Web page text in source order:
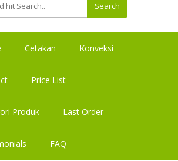
Search
Cetakan Konveksi
Price List
Produk Last Order
FAQ